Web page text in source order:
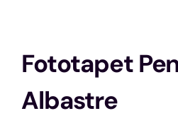
Fototapet
Albastre